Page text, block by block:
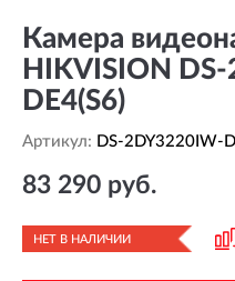
Камера
HIKVISION
DE4(S6)
Артикул: DS-2DY3220IW-
83 290 руб.
НЕТ В НАЛИЧИИ